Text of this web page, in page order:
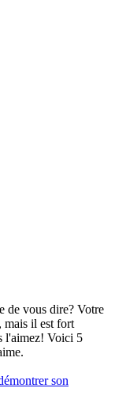
de vous dire? Votre
mais il est fort
l'aimez! Voici 5
son